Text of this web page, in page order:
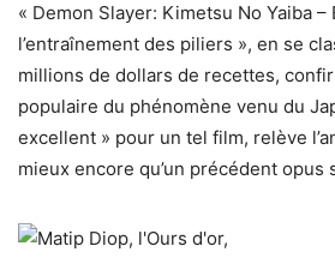
« Demon Slayer: Kimetsu No Yaiba –
l’entraînement des piliers », en se
millions de dollars de recettes,
populaire du phénomène venu du
excellent » pour un tel film, relève
mieux encore qu’un précédent opus